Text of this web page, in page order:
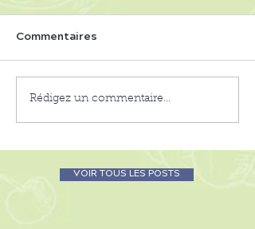
Commentaires
Rédigez un commentaire...
VOIR TOUS LES POSTS